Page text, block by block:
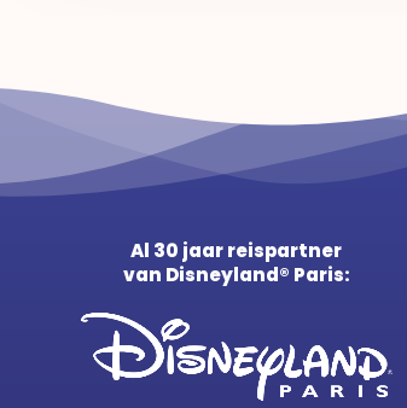
Al 30 jaar reispartner
van Disneyland® Paris: